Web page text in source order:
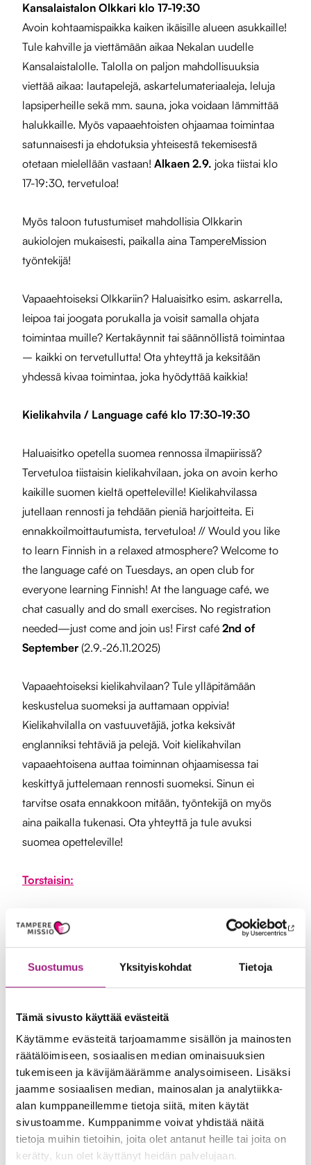
Suostumus Yksityiskohdat Tietoja
Tämä sivusto käyttää evästeitä
Käytämme evästeitä tarjoamamme sisällön ja mainosten
räätälöimiseen, sosiaalisen median ominaisuuksien
tukemiseen ja kävijämäärämme analysoimiseen. Lisäksi
jaamme sosiaalisen median, mainosalan ja analytiikka-
alan kumppaneillemme tietoja siitä, miten käytät
sivustoamme. Kumppanimme voivat yhdistää näitä
tietoja muihin tietoihin, joita olet antanut heille tai joita on
kerätty, kun olet käyttänyt heidän palvelujaan.
Kansalaistalon Olkkari klo 17-19:30
Avoin kohtaamispaikka kaiken ikäisille alueen asukkaille!
Tule kahville ja viettämään aikaa Nekalan uudelle
Kansalaistalolle. Talolla on paljon mahdollisuuksia
viettää aikaa: lautapelejä, askartelumateriaaleja, leluja
lapsiperheille sekä mm. sauna, joka voidaan lämmittää
halukkaille. Myös vapaaehtoisten ohjaamaa toimintaa
satunnaisesti ja ehdotuksia yhteisestä tekemisestä
otetaan mielellään vastaan! Alkaen 2.9. joka tiistai klo
17-19:30, tervetuloa!
Myös taloon tutustumiset mahdollisia Olkkarin
aukiolojen mukaisesti, paikalla aina TampereMission
työntekijä!
Vapaaehtoiseksi Olkkariin? Haluaisitko esim. askarrella,
leipoa tai joogata porukalla ja voisit samalla ohjata
toimintaa muille? Kertakäynnit tai säännöllistä toimintaa
– kaikki on tervetullutta! Ota yhteyttä ja keksitään
yhdessä kivaa toimintaa, joka hyödyttää kaikkia!
Kielikahvila / Language café klo 17:30-19:30
Haluaisitko opetella suomea rennossa ilmapiirissä?
Tervetuloa tiistaisin kielikahvilaan, joka on avoin kerho
kaikille suomen kieltä opetteleville! Kielikahvilassa
jutellaan rennosti ja tehdään pieniä harjoitteita. Ei
ennakkoilmoittautumista, tervetuloa! // Would you like
to learn Finnish in a relaxed atmosphere? Welcome to
the language café on Tuesdays, an open club for
everyone learning Finnish! At the language café, we
chat casually and do small exercises. No registration
needed—just come and join us! First café 2nd of
September (2.9.-26.11.2025)
Vapaaehtoiseksi kielikahvilaan? Tule ylläpitämään
keskustelua suomeksi ja auttamaan oppivia!
Kielikahvilalla on vastuuvetäjiä, jotka keksivät
englanniksi tehtäviä ja pelejä. Voit kielikahvilan
vapaaehtoisena auttaa toiminnan ohjaamisessa tai
keskittyä juttelemaan rennosti suomeksi. Sinun ei
tarvitse osata ennakkoon mitään, työntekijä on myös
aina paikalla tukenasi. Ota yhteyttä ja tule avuksi
suomea opetteleville!
Torstaisin:
Tuolijumppa klo 10-11
Likellä-kerhojen +60-vuotiaille tarkoitettu tuolijumppaa
Mukaan mahtuu hyvin uusia, ilmoittaudu Pirjolle
täältä
Virkisty Väreillä -taidekurssit klo 13-15
Suositut Likellä-kerhojen taidekurssit +60-vuotiaille. 2
eri ryhmää kokoontuu vuoroviikoin. To 4.9. uudet
kurssilaiset, to 11.9. jo mukana olleet. Mukaan mahtuu 12
hlö/ryhmä, ilmoittaudu Pirjolletäältä!
Muu avoin toiminta